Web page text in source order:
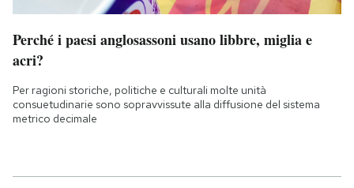
Perché i paesi anglosassoni usano libbre, miglia e
acri?
Per ragioni storiche, politiche e culturali molte unità
consuetudinarie sono sopravvissute alla diffusione del sistema
metrico decimale